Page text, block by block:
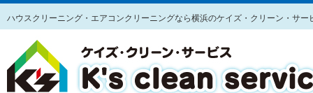
ハウスクリーニング・エアコンクリーニングなら横浜のケイズ・クリーン・サー